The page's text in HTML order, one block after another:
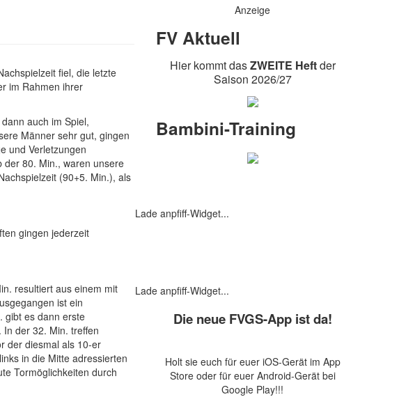
fiel, die letzte
im Rahmen ihrer
auch im Spiel,
Männer sehr gut, gingen
und Verletzungen
der 80. Min., waren unsere
(90+5. Min.), als
gingen jederzeit
resultiert aus einem mit
ist ein
gibt es dann erste
der 32. Min. treffen
der diesmal als 10-er
in die Mitte adressierten
Tormöglichkeiten durch
Anzeige
FV Aktuell
Hier kommt dasZWEITE Heftder
Saison 2026/27
Bambini-Training
Lade anpfiff-Widget...
Lade anpfiff-Widget...
Die neue FVGS-App ist da!
Holt sie euch für euer iOS-Gerät im App
Store oder für euer Android-Gerät bei
Google Play!!!